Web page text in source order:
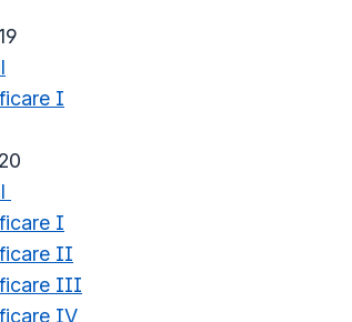
I
I
II
III
IV